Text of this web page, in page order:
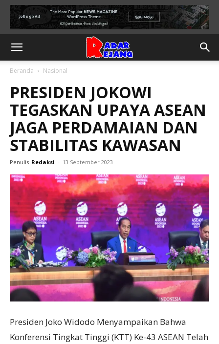
Beranda Nasional
PRESIDEN JOKOWI
TEGASKAN UPAYA ASEAN
JAGA PERDAMAIAN DAN
STABILITAS KAWASAN
Penulis Redaksi - 13 September 2023
Presiden Joko Widodo Menyampaikan Bahwa
Konferensi Tingkat Tinggi (KTT) Ke-43 ASEAN Telah